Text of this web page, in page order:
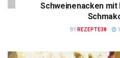
Schweinenacken mit
BY REZEPTE38